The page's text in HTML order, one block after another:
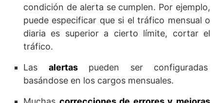
condición de alerta se cumplen. Por ejemplo,
puede especificar que si el tráfico mensual o
diaria es superior a cierto límite, cortar el
tráfico.
Las alertaspueden ser configuradas
basándose en los cargos mensuales.